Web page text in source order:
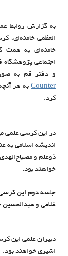
به گزارش روابط
العظمی خامنه‌ای،
خامنه‌ای به همت
اجتماعی
و دفتر قم به
Counter به هر
کرد.
در این کرسی علمی
اندیشه اسلامی به
خواهند بود.
جلسه دوم این کرسی
غلامی و عبدالحسین خسروپناه
دبیران علمی این
اشیری خواهند بود.